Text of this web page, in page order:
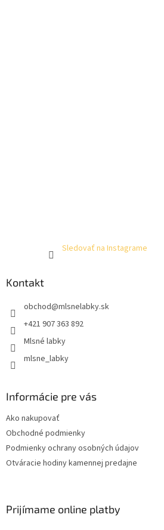
Sledovať na Instagrame
Kontakt
obchod@mlsnelabky.sk
+421 907 363 892
Mlsné labky
mlsne_labky
Informácie pre vás
Ako nakupovať
Obchodné podmienky
Podmienky ochrany osobných údajov
Otváracie hodiny kamennej predajne
Prijímame online platby